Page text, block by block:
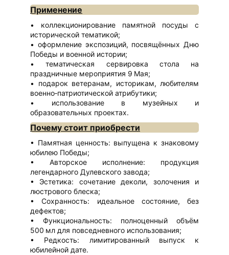
Применение
коллекционирование памятной посуды с
исторической тематикой;
оформление экспозиций, посвящённых Дню
Победы и военной истории;
тематическая сервировка стола на
праздничные мероприятия 9 Мая;
подарок ветеранам, историкам, любителям
военно‑патриотической атрибутики;
использование в музейных и
образовательных проектах.
Почему стоит приобрести
Памятная ценность: выпущена к знаковому
юбилею Победы;
Авторское исполнение: продукция
легендарного Дулевского завода;
Эстетика: сочетание деколи, золочения и
люстрового блеска;
Сохранность: идеальное состояние, без
дефектов;
Функциональность: полноценный объём
500 мл для повседневного использования;
Редкость: лимитированный выпуск к
юбилейной дате.